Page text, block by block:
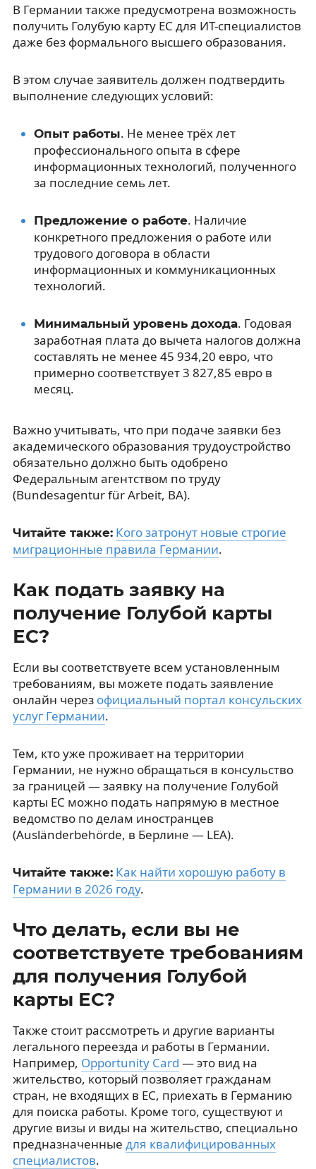
В Германии также предусмотрена возможность
получить Голубую карту ЕС для ИТ-специалистов
даже без формального высшего образования.
В этом случае заявитель должен подтвердить
выполнение следующих условий:
Опыт работы. Не менее трёх лет
профессионального опыта в сфере
информационных технологий, полученного
за последние семь лет.
Предложение о работе. Наличие
конкретного предложения о работе или
трудового договора в области
информационных и коммуникационных
технологий.
Минимальный уровень дохода. Годовая
заработная плата до вычета налогов должна
составлять не менее 45 934,20 евро, что
примерно соответствует 3 827,85 евро в
месяц.
Важно учитывать, что при подаче заявки без
академического образования трудоустройство
обязательно должно быть одобрено
Федеральным агентством по труду
(Bundesagentur für Arbeit, BA).
Читайте также: Кого затронут новые строгие
миграционные правила Германии.
Как подать заявку на
получение Голубой карты
ЕС?
Если вы соответствуете всем установленным
требованиям, вы можете подать заявление
онлайн через официальный портал консульских
услуг Германии.
Тем, кто уже проживает на территории
Германии, не нужно обращаться в консульство
за границей — заявку на получение Голубой
карты ЕС можно подать напрямую в местное
ведомство по делам иностранцев
(Ausländerbehörde, в Берлине — LEA).
Читайте также: Как найти хорошую работу в
Германии в 2026 году.
Что делать, если вы не
соответствуете требованиям
для получения Голубой
карты ЕС?
Также стоит рассмотреть и другие варианты
легального переезда и работы в Германии.
Например, Opportunity Card — это вид на
жительство, который позволяет гражданам
стран, не входящих в ЕС, приехать в Германию
для поиска работы. Кроме того, существуют и
другие визы и виды на жительство, специально
предназначенные для квалифицированных
специалистов.